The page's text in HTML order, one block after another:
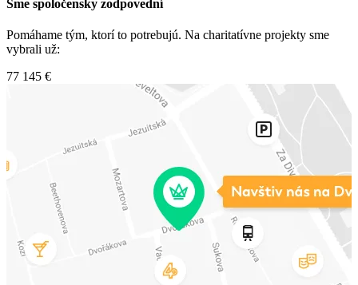
Sme spoločensky zodpovední
Pomáhame tým, ktorí to potrebujú. Na charitatívne projekty sme
vybrali už:
77 145 €